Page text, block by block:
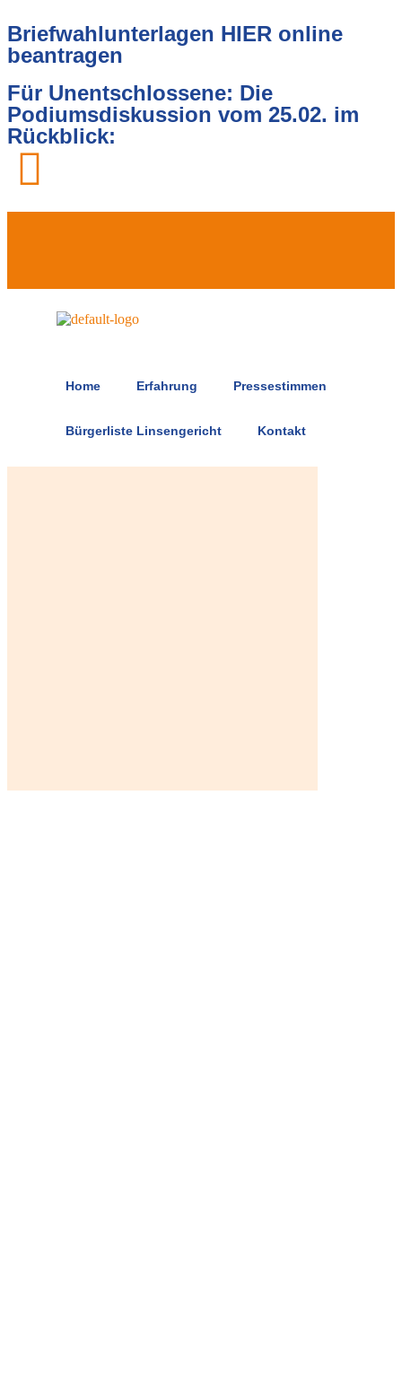
Briefwahlunterlagen HIER online
beantragen
Für Unentschlossene: Die
Podiumsdiskussion vom 25.02. im
Rückblick:
Home Erfahrung Pressestimmen
Bürgerliste Linsengericht Kontakt